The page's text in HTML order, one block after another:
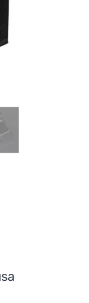
su certi